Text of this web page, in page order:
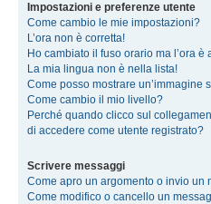
Impostazioni e preferenze utente
Come cambio le mie impostazioni?
L’ora non è corretta!
Ho cambiato il fuso orario ma l’ora è
La mia lingua non è nella lista!
Come posso mostrare un’immagine
Come cambio il mio livello?
Perché quando clicco sul
di accedere come utente registrato?
Scrivere messaggi
Come apro un argomento o invio un
Come modifico o cancello un